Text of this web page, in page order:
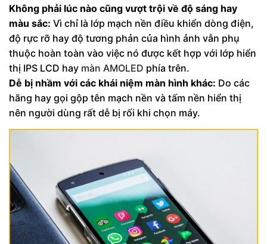
Không phải lúc nào cũng vượt trội về độ sáng hay
màu sắc: Vì chỉ là lớp mạch nền điều khiển dòng điện,
độ rực rỡ hay độ tương phản của hình ảnh vẫn phụ
thuộc hoàn toàn vào việc nó được kết hợp với lớp hiển
thị IPS LCD hay màn AMOLED phía trên.
Dễ bị nhầm với các khái niệm màn hình khác: Do các
hãng hay gọi gộp tên mạch nền và tấm nền hiển thị
nên người dùng rất dễ bị rối khi chọn máy.